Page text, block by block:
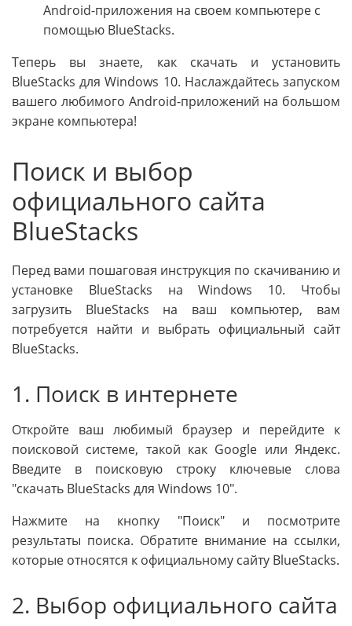
Android-приложения на своем компьютере с
помощью BlueStacks.
Теперь вы знаете, как скачать и установить
BlueStacks для Windows 10. Наслаждайтесь запуском
вашего любимого Android-приложений на большом
экране компьютера!
Поиск и выбор
официального сайта
BlueStacks
Перед вами пошаговая инструкция по скачиванию и
установке BlueStacks на Windows 10. Чтобы
загрузить BlueStacks на ваш компьютер, вам
потребуется найти и выбрать официальный сайт
BlueStacks.
1. Поиск в интернете
Откройте ваш любимый браузер и перейдите к
поисковой системе, такой как Google или Яндекс.
Введите в поисковую строку ключевые слова
"скачать BlueStacks для Windows 10".
Нажмите на кнопку "Поиск" и посмотрите
результаты поиска. Обратите внимание на ссылки,
которые относятся к официальному сайту BlueStacks.
2. Выбор официального сайта